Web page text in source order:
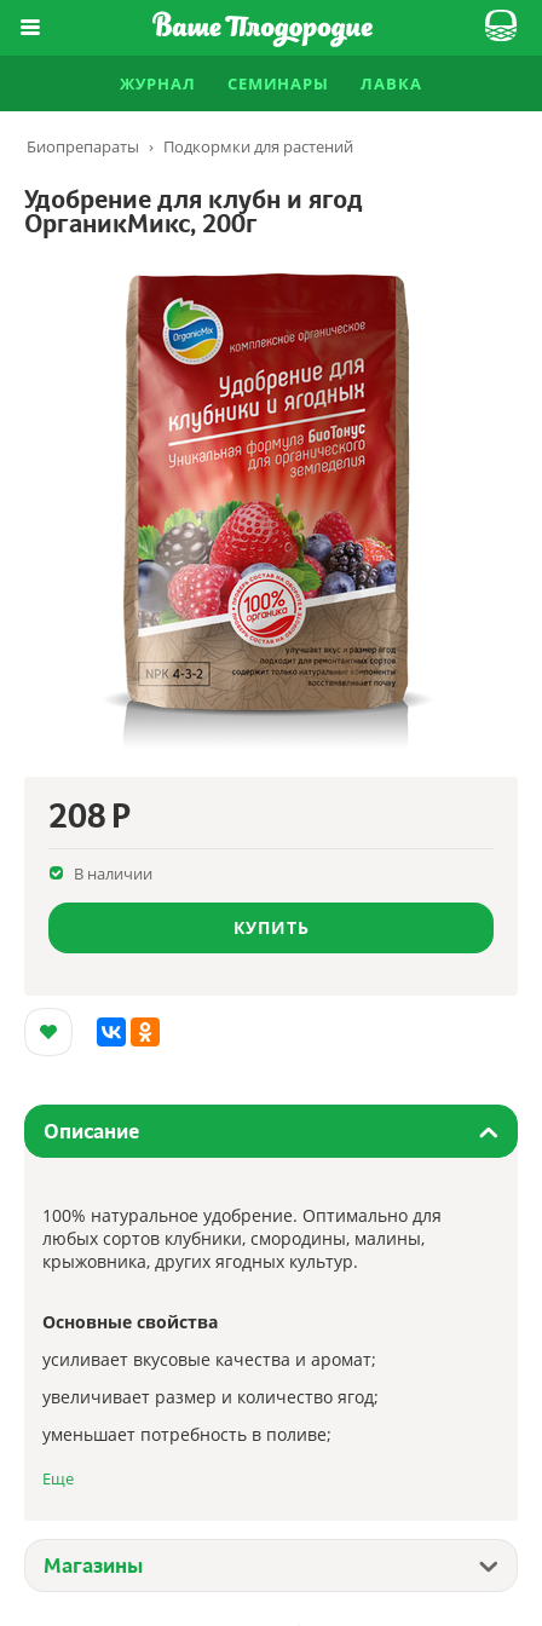
ЖУРНАЛ СЕМИНАРЫ ЛАВКА
Биопрепараты › Подкормки для растений
Удобрение для клубн и ягод
ОрганикМикс, 200г
208 Р
В наличии
КУПИТЬ
Описание
100% натуральное удобрение. Оптимально для
любых сортов клубники, смородины, малины,
крыжовника, других ягодных культур.
Основные свойства
усиливает вкусовые качества и аромат;
увеличивает размер и количество ягод;
уменьшает потребность в поливе;
восстанавливает почву.
Мука бобовых, жмых рапсовый, жмых подсолнечника,
мука люцерны, перьевая мука, мука костная, барда
Еще
Магазины